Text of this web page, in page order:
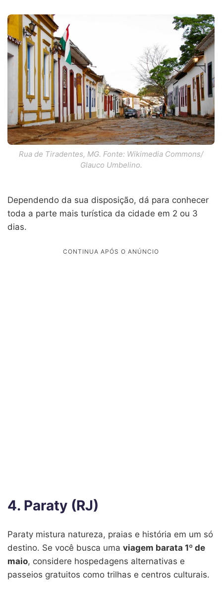
Rua de Tiradentes, MG. Fonte: Wikimedia Commons/
Glauco Umbelino.
Dependendo da sua disposição, dá para conhecer
toda a parte mais turística da cidade em 2 ou 3
dias.
4. Paraty (RJ)
Paraty mistura natureza, praias e história em um só
destino. Se você busca uma viagem barata 1º de
maio, considere hospedagens alternativas e
passeios gratuitos como trilhas e centros culturais.